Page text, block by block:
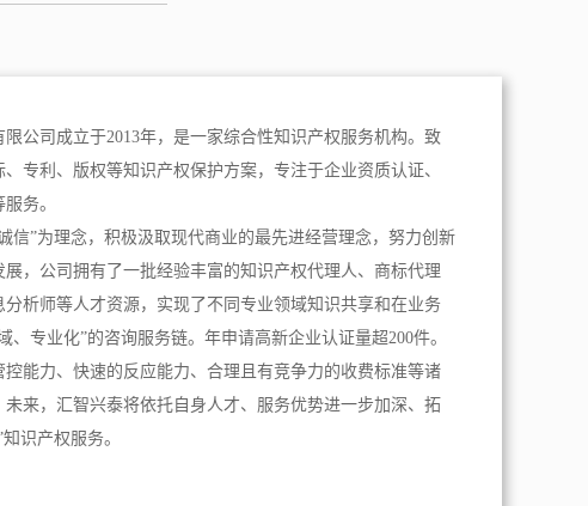
公司成立于2013年，是一家综合性知识产权服务机构。致
专利、版权等知识产权保护方案，专注于企业资质认证、
务。
信”为理念，积极汲取现代商业的最先进经营理念，努力创新
，公司拥有了一批经验丰富的知识产权代理人、商标代理
析师等人才资源，实现了不同专业领域知识共享和在业务
、专业化”的咨询服务链。年申请高新企业认证量超200件。
能力、快速的反应能力、合理且有竞争力的收费标准等诸
来，汇智兴泰将依托自身人才、服务优势进一步加深、拓
识产权服务。